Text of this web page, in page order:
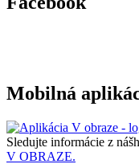
Mobilná
Sledujte informácie z
V OBRAZE.